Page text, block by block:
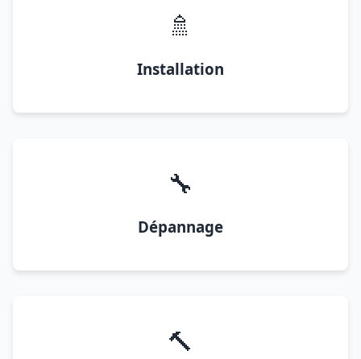
🚿
Installation
🔧
Dépannage
🔨